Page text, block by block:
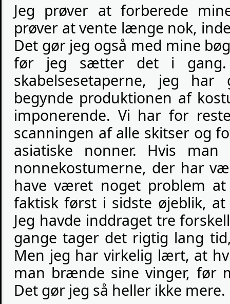
Jeg prøver at forberede
prøver at vente længe nok,
Det gør jeg også med mine
før jeg sætter det i
skabelsesetaperne, jeg
begynde produktionen af
imponerende. Vi har for
scanningen af alle skitser og
asiatiske nonner. Hvis
nonnekostumerne, der har
have været noget problem
faktisk først i sidste øjeblik,
Jeg havde inddraget tre
gange tager det rigtig lang
Men jeg har virkelig lært, at
man brænde sine vinger, før
Det gør jeg så heller ikke mere.